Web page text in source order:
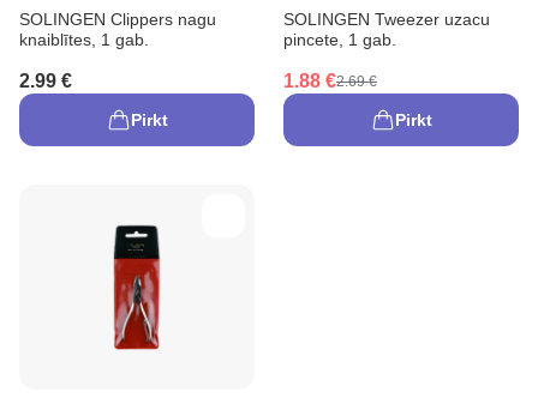
SOLINGEN Clippers nagu
knaiblītes, 1 gab.
2.99 €
Pirkt
SOLINGEN Tweezer uzacu
pincete, 1 gab.
1.88 €2.69 €
Pirkt